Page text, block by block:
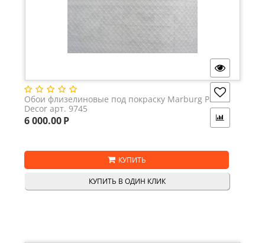
Обои флизелиновые под покраску Marburg Patent
Decor арт. 9745
6 000.00Р
КУПИТЬ
КУПИТЬ В ОДИН КЛИК